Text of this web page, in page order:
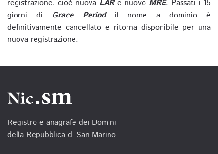
registrazione, cioè nuova LARe nuovo MRE. Passati i 15
giorni di Grace Periodil nome a dominio è
definitivamente cancellato e ritorna disponibile per una
nuova registrazione.
Registro e anagrafe dei Domini
della Repubblica di San Marino